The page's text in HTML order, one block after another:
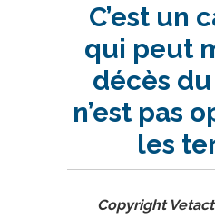
C’est un
qui peut
décès du
n’est pas
les
Copyright